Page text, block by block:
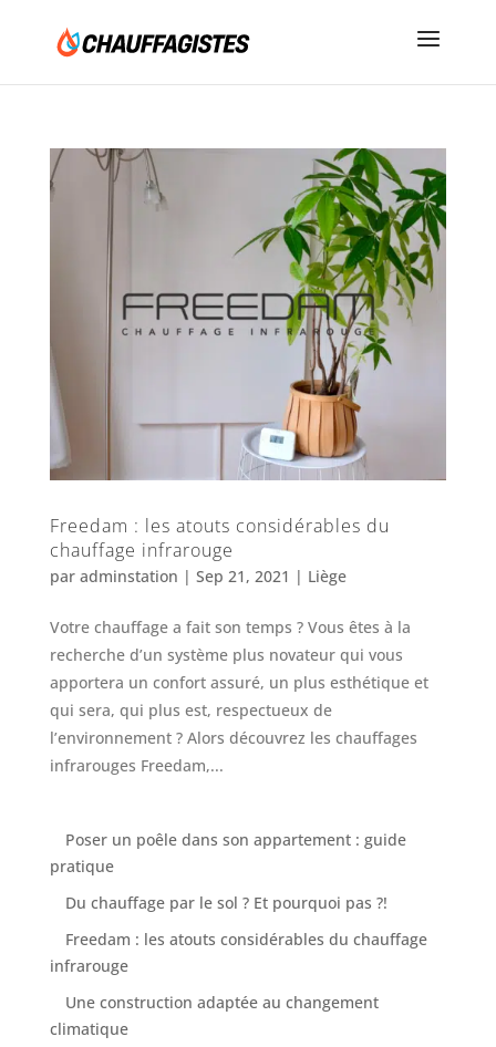
Freedam : les atouts considérables du
chauffage infrarouge
par adminstation | Sep 21, 2021 | Liège
Votre chauffage a fait son temps ? Vous êtes à la
recherche d’un système plus novateur qui vous
apportera un confort assuré, un plus esthétique et
qui sera, qui plus est, respectueux de
l’environnement ? Alors découvrez les chauffages
infrarouges Freedam,...
Poser un poêle dans son appartement : guide
pratique
Du chauffage par le sol ? Et pourquoi pas ?!
Freedam : les atouts considérables du chauffage
infrarouge
Une construction adaptée au changement
climatique